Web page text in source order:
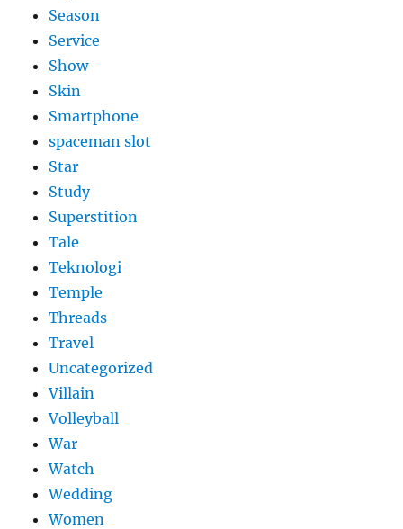
Season
Service
Show
Skin
Smartphone
spaceman slot
Star
Study
Superstition
Tale
Teknologi
Temple
Threads
Travel
Uncategorized
Villain
Volleyball
War
Watch
Wedding
Women